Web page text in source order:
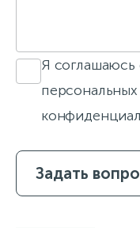
Я соглашаюсь
Задать